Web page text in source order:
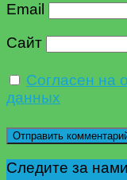
Email
Сайт
Согласен на
данных
Следите за